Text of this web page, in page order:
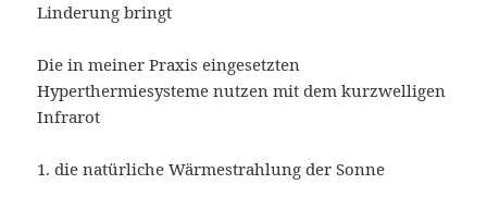
Linderung bringt
Die in meiner Praxis eingesetzten
Hyperthermiesysteme nutzen mit dem kurzwelligen
Infrarot
1. die natürliche Wärmestrahlung der Sonne